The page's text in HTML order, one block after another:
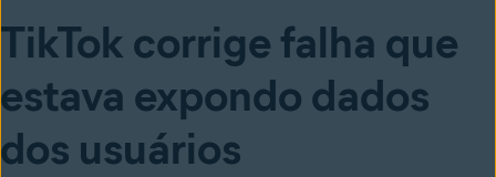
TikTok corrige falha que
estava expondo dados
dos usuários